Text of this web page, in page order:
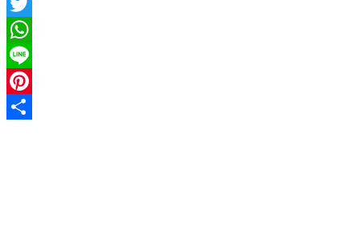
Facebook
Twitter
WhatsApp
Line
Pinterest